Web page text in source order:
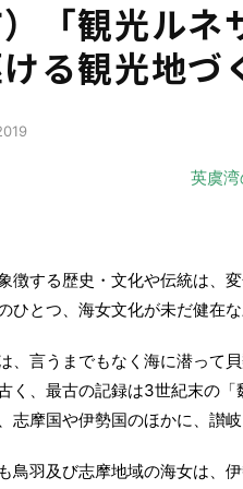
「観光ルネ
る観光地
英虞
徴する歴史・文化や伝統は、
ひとつ、海女文化が未だ健在
、言うまでもなく海に潜って
く、最古の記録は3世紀末の
志摩国や伊勢国のほかに、讃
鳥羽及び志摩地域の海女は、